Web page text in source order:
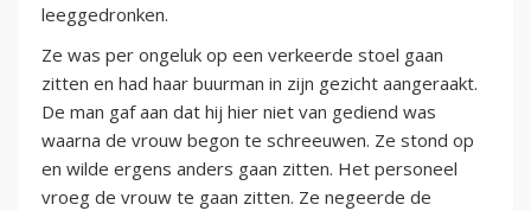
leeggedronken.
Ze was per ongeluk op een verkeerde stoel gaan
zitten en had haar buurman in zijn gezicht aangeraakt.
De man gaf aan dat hij hier niet van gediend was
waarna de vrouw begon te schreeuwen. Ze stond op
en wilde ergens anders gaan zitten. Het personeel
vroeg de vrouw te gaan zitten. Ze negeerde de